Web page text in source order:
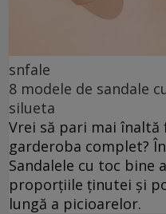
snfale
8 modele de sandale
silueta
Vrei să pari mai înaltă
garderoba complet?
Sandalele cu toc bine
proporțiile ținutei și
lungă a picioarelor.